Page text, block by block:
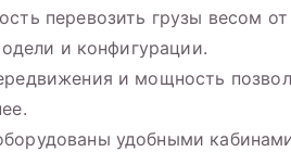
перевозить грузы весом от
и конфигурации.
и мощность
удобными